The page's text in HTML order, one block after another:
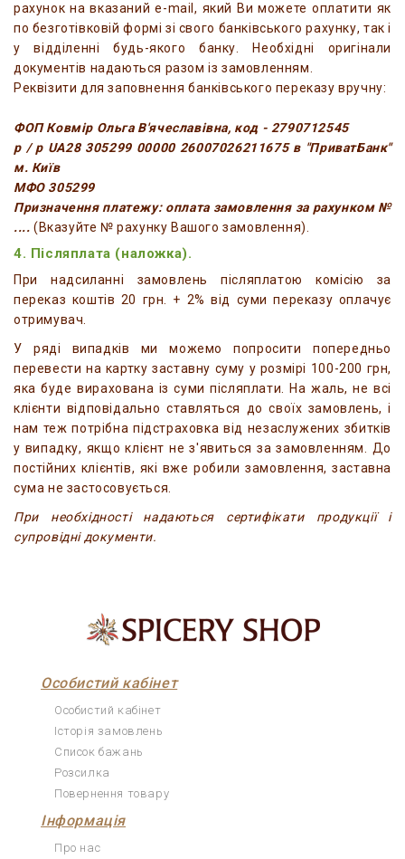
рахунок на вказаний e-mail, який Ви можете оплатити як
по безготівковій формі зі свого банківського рахунку, так і
у відділенні будь-якого банку. Необхідні оригінали
документів надаються разом із замовленням.
Реквізити для заповнення банківського переказу вручну:
ФОП Ковмір Ольга В'ячеславівна, код - 2790712545
р / р UA28 305299 00000 26007026211675 в "ПриватБанк"
м. Київ
МФО 305299
Призначення платежу: оплата замовлення за рахунком №
.... (Вказуйте № рахунку Вашого замовлення).
4. Післяплата (наложка).
При надсиланні замовлень післяплатою комісію за
переказ коштів 20 грн. + 2% від суми переказу оплачує
отримувач.
У ряді випадків ми можемо попросити попередньо
перевести на картку заставну суму у розмірі 100-200 грн,
яка буде вирахована із суми післяплати. На жаль, не всі
клієнти відповідально ставляться до своїх замовлень, і
нам теж потрібна підстраховка від незаслужених збитків
у випадку, якщо клієнт не з'явиться за замовленням. До
постійних клієнтів, які вже робили замовлення, заставна
сума не застосовується.
При необхідності надаються сертифікати продукції і
супровідні документи.
Особистий кабінет
Особистий кабінет
Історія замовлень
Список бажань
Розсилка
Повернення товару
Інформація
Про нас